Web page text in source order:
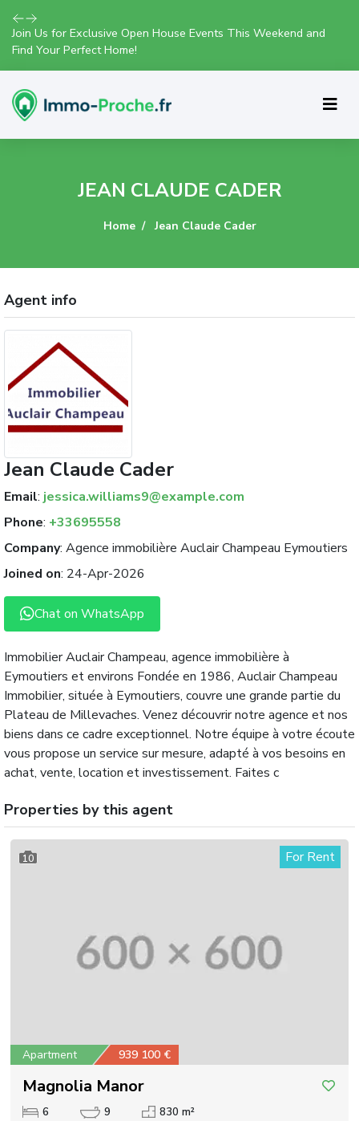
Join Us for Exclusive Open House Events This Weekend and
Find Your Perfect Home!
JEAN CLAUDE CADER
Home Jean Claude Cader
Agent info
Jean Claude Cader
Email: jessica.williams9@example.com
Phone: +33695558
Company: Agence immobilière Auclair Champeau Eymoutiers
Joined on: 24-Apr-2026
Chat on WhatsApp
Immobilier Auclair Champeau, agence immobilière à
Eymoutiers et environs Fondée en 1986, Auclair Champeau
Immobilier, située à Eymoutiers, couvre une grande partie du
Plateau de Millevaches. Venez découvrir notre agence et nos
biens dans ce cadre exceptionnel. Notre équipe à votre écoute
vous propose un service sur mesure, adapté à vos besoins en
achat, vente, location et investissement. Faites c
Properties by this agent
10 For Rent
Apartment 939 100 €
Magnolia Manor
6 9 830 m²